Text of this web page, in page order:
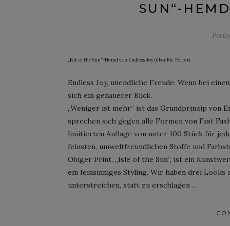
SUN“-
„Isle of the Sun“-Hemd von Endless Joy (über Mr. Porter)
Endless Joy, unendliche Freude: Wenn bei
sich ein genauerer Blick.
„Weniger ist mehr“ ist das Grundprinzip von
sprechen sich gegen alle Formen von Fast
limitierten Auflage von unter 100 Stück für
feinsten, umweltfreundlichen Stoffe und
Obiger Print, „Isle of the Sun“, ist ein
ein feinsinniges Styling. Wir haben drei Looks
unterstreichen, statt zu erschlagen …